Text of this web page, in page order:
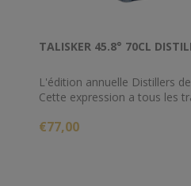
TALISKER 45.8° 70CL
L'édition annuelle Distillers
Cette expression a tous les
sont merveilleusement
€77,00